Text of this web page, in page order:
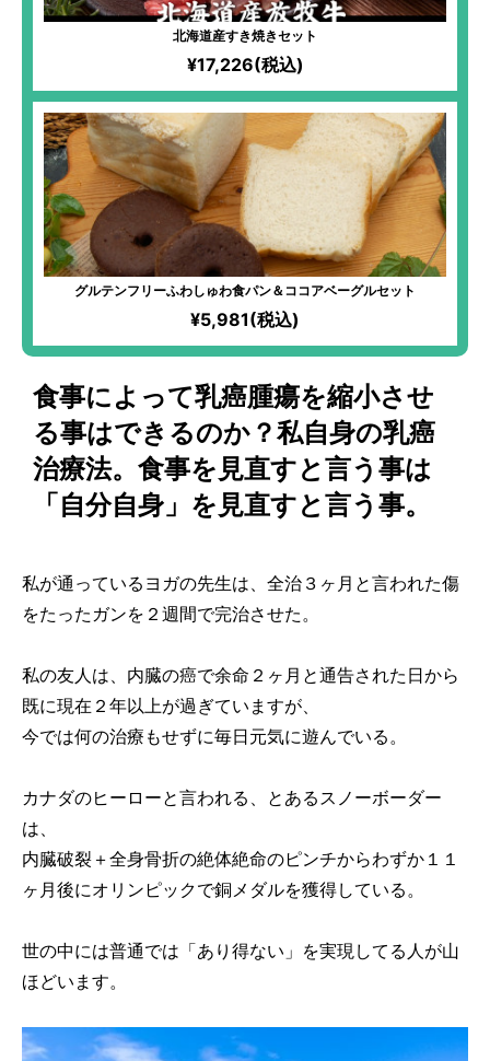
北海道産すき焼きセット
¥17,226(税込)
グルテンフリーふわしゅわ食パン＆ココアベーグルセット
¥5,981(税込)
食事によって乳癌腫瘍を縮小させ
る事はできるのか？私自身の乳癌
治療法。食事を見直すと言う事は
「自分自身」を見直すと言う事。
私が通っているヨガの先生は、全治３ヶ月と言われた傷
をたったガンを２週間で完治させた。
私の友人は、内臓の癌で余命２ヶ月と通告された日から
既に現在２年以上が過ぎていますが、
今では何の治療もせずに毎日元気に遊んでいる。
カナダのヒーローと言われる、とあるスノーボーダー
は、
内臓破裂＋全身骨折の絶体絶命のピンチからわずか１１
ヶ月後にオリンピックで銅メダルを獲得している。
世の中には普通では「あり得ない」を実現してる人が山
ほどいます。